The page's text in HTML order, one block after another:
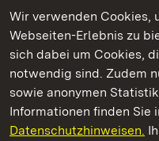
Wir verwenden Cookies,
Webseiten-Erlebnis zu
sich dabei um Cookies,
notwendig sind. Zudem
sowie anonymen
Informationen finden Sie
Datenschutzhinweisen.
Kommen. Staunen.
Kloster Wiblingen